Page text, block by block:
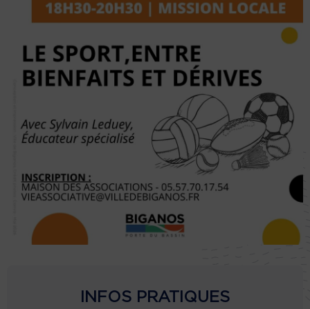
INFOS PRATIQUES